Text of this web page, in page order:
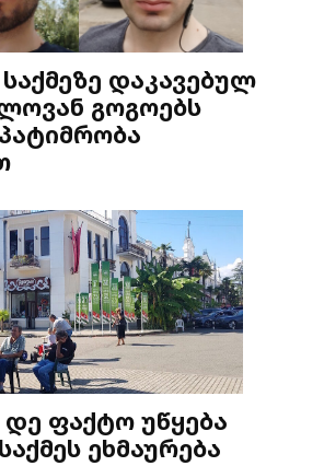
დაკავებულ
გოგოებს
ფაქტო უწყება
ეხმაურება